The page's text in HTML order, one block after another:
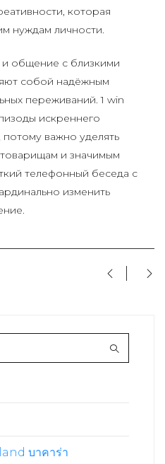
которая
нуждам личности.
общение с близкими
собой надёжным
переживаний. 1 win
искреннего
важно уделять
и значимым
телефонный беседа с
изменить
บาคาร่า